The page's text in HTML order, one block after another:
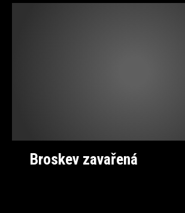
Broskev zavařená